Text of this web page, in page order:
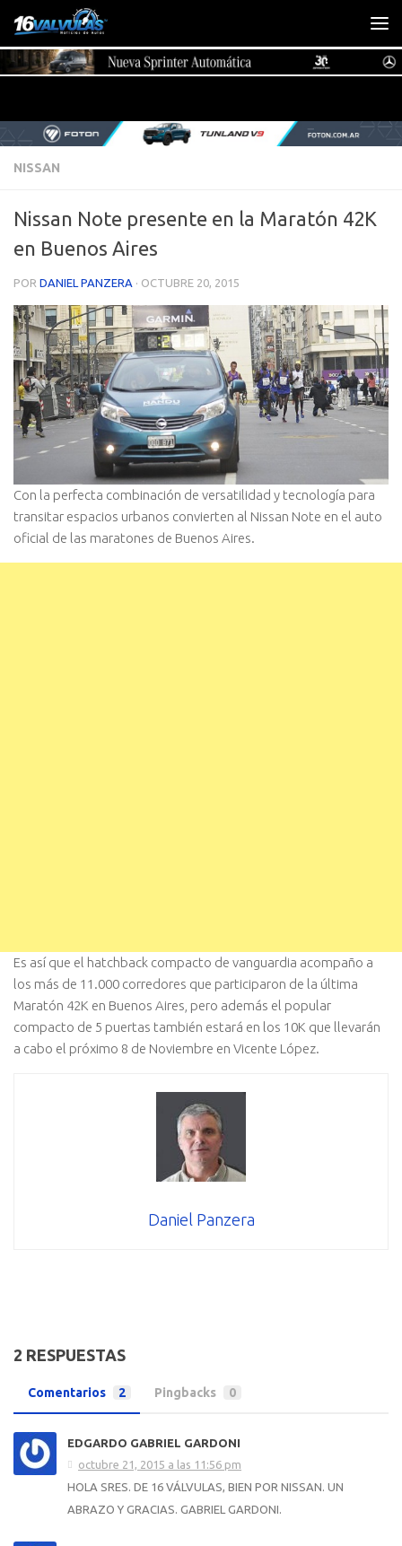
Saltar al contenido
NISSAN
Nissan Note presente en la Maratón 42K
en Buenos Aires
POR DANIEL PANZERA · OCTUBRE 20, 2015
Con la perfecta combinación de versatilidad y tecnología para
transitar espacios urbanos convierten al Nissan Note en el auto
oficial de las maratones de Buenos Aires.
Es así que el hatchback compacto de vanguardia acompaño a
los más de 11.000 corredores que participaron de la última
Maratón 42K en Buenos Aires, pero además el popular
compacto de 5 puertas también estará en los 10K que llevarán
a cabo el próximo 8 de Noviembre en Vicente López.
Daniel Panzera
2 RESPUESTAS
Comentarios 2 Pingbacks 0
EDGARDO GABRIEL GARDONI
octubre 21, 2015 a las 11:56 pm
HOLA SRES. DE 16 VÁLVULAS, BIEN POR NISSAN. UN
ABRAZO Y GRACIAS. GABRIEL GARDONI.